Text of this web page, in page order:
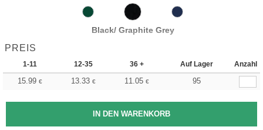
Black/ Graphite Grey
PREIS
1-11 12-35 36 + Auf Lager Anzahl
15.99 € 13.33 € 11.05 € 95